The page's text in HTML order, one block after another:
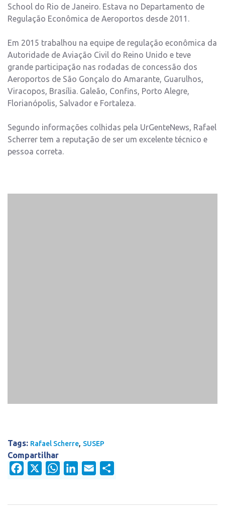
School do Rio de Janeiro. Estava no Departamento de
Regulação Econômica de Aeroportos desde 2011.
Em 2015 trabalhou na equipe de regulação econômica da
Autoridade de Aviação Civil do Reino Unido e teve
grande participação nas rodadas de concessão dos
Aeroportos de São Gonçalo do Amarante, Guarulhos,
Viracopos, Brasília. Galeão, Confins, Porto Alegre,
Florianópolis, Salvador e Fortaleza.
Segundo informações colhidas pela UrGenteNews, Rafael
Scherrer tem a reputação de ser um excelente técnico e
pessoa correta.
Tags: Rafael Scherre, SUSEP
Compartilhar
Facebook
WhatsAppLinkedIn
Email